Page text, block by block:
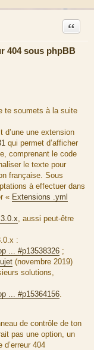
404 sous phpBB
Citation
te soumets à la suite
d’une une extension
qui permet d’afficher
comprenant le code
le texte pour
française. Sous
à effectuer dans
« Extensions .yml
, aussi peut-être
:
... #p13538326 ;
(novembre 2019)
solutions,
... #p15364156
de contrôle de ton
pas une option, un
404